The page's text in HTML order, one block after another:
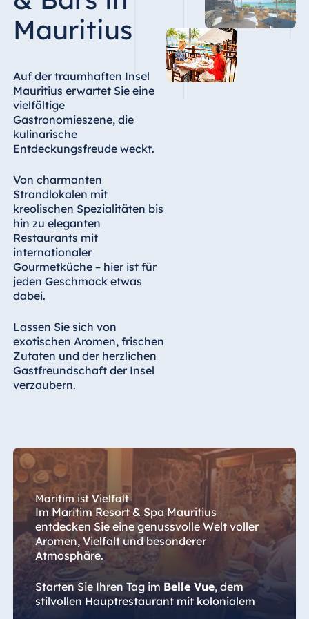
Hotel Bonn
Hotel Bremen
Hotel Dresden
Hotel Düsseldorf
Hotel Frankfurt
Hotel am
Schlossgarten
Airport Hotel
Hannover
Hotel Ingolstadt
Hotel Bellevue
Kiel
Hotel Köln
Hotel
Hotel Magdeburg
Hotel München
Hotel Stuttgart
TitiseeHotel
Titisee-Neustadt
Strandhotel
Travemünde
Hotel Ulm
Star-Apart Hansa
Hotel Wiesbaden
Hotel Würzburg
Mauritius
Auf der traumhaften Insel
Mauritius erwartet Sie eine
vielfältige
Gastronomieszene, die
kulinarische
Entdeckungsfreude weckt.
Von charmanten
Strandlokalen mit
kreolischen Spezialitäten bis
hin zu eleganten
Restaurants mit
internationaler
Gourmetküche – hier ist für
jeden Geschmack etwas
dabei.
Lassen Sie sich von
exotischen Aromen, frischen
Zutaten und der herzlichen
Gastfreundschaft der Insel
verzaubern.
Maritim ist Vielfalt
Im Maritim Resort & Spa Mauritius
entdecken Sie eine genussvolle Welt voller
Aromen, Vielfalt und besonderer
Atmosphäre.
Starten Sie Ihren Tag im Belle Vue, dem
stilvollen Hauptrestaurant mit kolonialem